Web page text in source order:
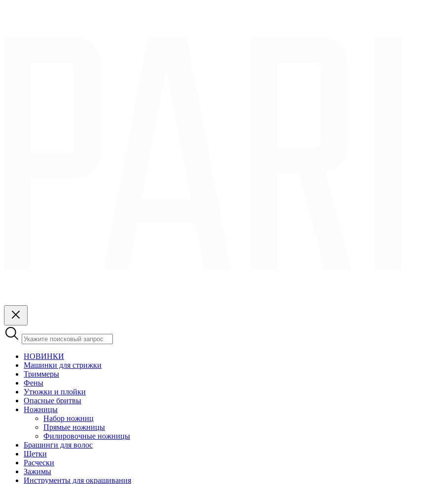
НОВИНКИ
Машинки для стрижки
Триммеры
Фены
Утюжки и плойки
Опасные бритвы
Ножницы
Набор ножниц
Прямые ножницы
Филировочные ножницы
Брашинги для волос
Щетки
Расчески
Зажимы
Инструменты для окрашивания